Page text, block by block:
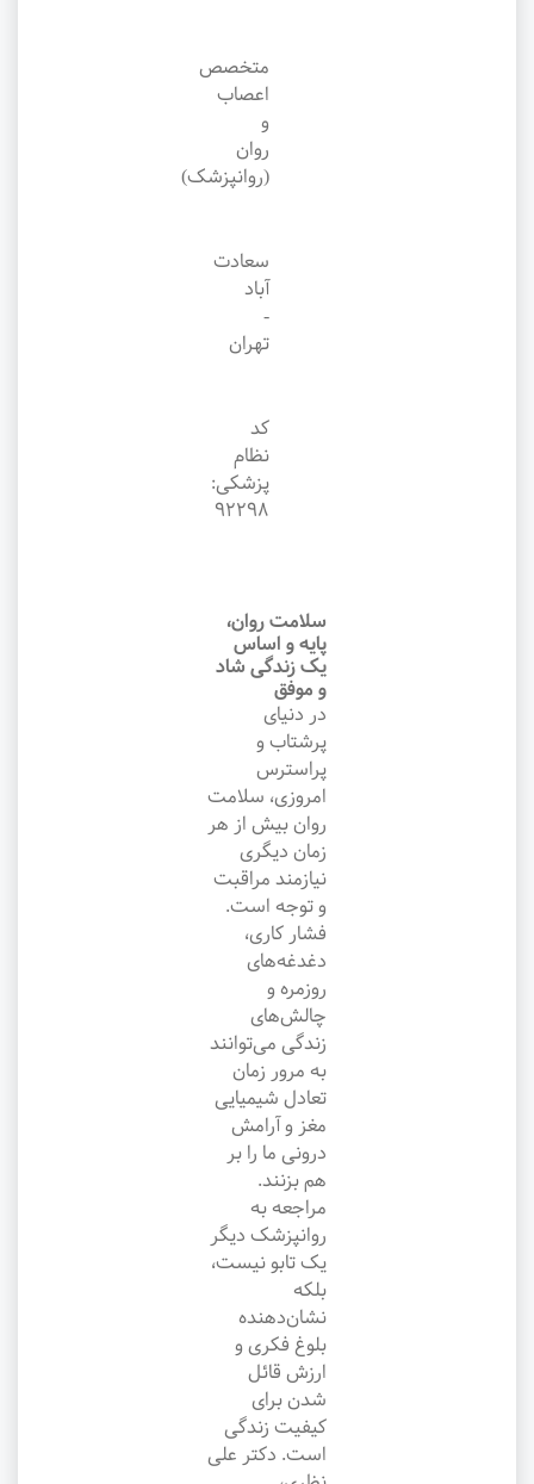
متخصص
اعصاب
و
روان
(روانپزشک)
سعادت
آباد
-
تهران
کد
نظام
پزشکی:
۹۲۲۹۸
سلامت روان،
پایه و اساس
یک زندگی شاد
و موفق
در دنیای
پرشتاب و
پراسترس
امروزی، سلامت
روان بیش از هر
زمان دیگری
نیازمند مراقبت
و توجه است.
فشار کاری،
دغدغه‌های
روزمره و
چالش‌های
زندگی می‌توانند
به مرور زمان
تعادل شیمیایی
مغز و آرامش
درونی ما را بر
هم بزنند.
مراجعه به
روانپزشک دیگر
یک تابو نیست،
بلکه
نشان‌دهنده
بلوغ فکری و
ارزش قائل
شدن برای
کیفیت زندگی
است. دکتر علی